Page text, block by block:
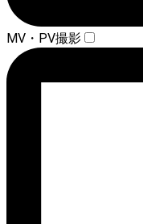
MV・PV撮影